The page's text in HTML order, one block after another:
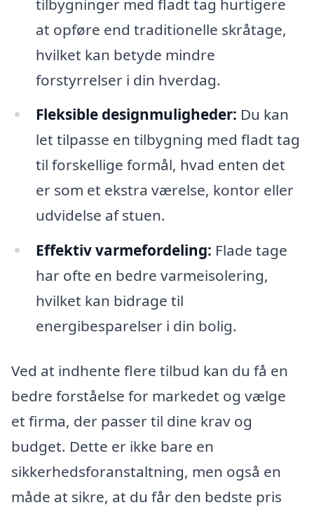
at opføre end traditionelle skråtage,
hvilket kan betyde mindre
forstyrrelser i din hverdag.
Fleksible designmuligheder: Du kan
let tilpasse en tilbygning med fladt tag
til forskellige formål, hvad enten det
er som et ekstra værelse, kontor eller
udvidelse af stuen.
Effektiv varmefordeling: Flade tage
har ofte en bedre varmeisolering,
hvilket kan bidrage til
energibesparelser i din bolig.
Ved at indhente flere tilbud kan du få en
bedre forståelse for markedet og vælge
et firma, der passer til dine krav og
budget. Dette er ikke bare en
sikkerhedsforanstaltning, men også en
måde at sikre, at du får den bedste pris